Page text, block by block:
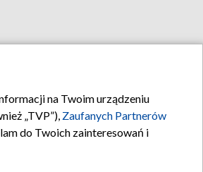
na Twoim urządzeniu
„TVP”), Zaufanych Partnerów
do Twoich zainteresowań i